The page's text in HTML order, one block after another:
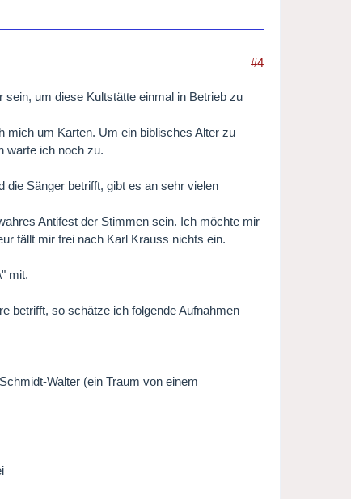
#4
um diese Kultstätte einmal in Betrieb zu
mich um Karten. Um ein biblisches Alter zu
warte ich noch zu.
die Sänger betrifft, gibt es an sehr vielen
Antifest der Stimmen sein. Ich möchte mir
fällt mir frei nach Karl Krauss nichts ein.
mit.
betrifft, so schätze ich folgende Aufnahmen
Walter (ein Traum von einem